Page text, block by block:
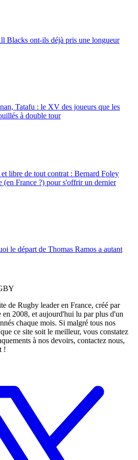
Blacks ont-ils déjà pris une longueur
Tatafu : le XV des joueurs que les
à double tour
libre de tout contrat : Bernard Foley
(en France ?) pour s'offrir un dernier
le départ de Thomas Ramos a autant
de Rugby leader en France, créé par
en 2008, et aujourd'hui lu par plus d'un
chaque mois. Si malgré tous nos
ce site soit le meilleur, vous constatez
à nos devoirs, contactez nous,
!